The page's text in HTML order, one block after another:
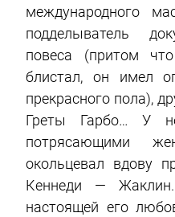
международного
подделыватель
повеса (притом
блистал, он имел
прекрасного пола),
Греты Гарбо… У
потрясающими
окольцевал вдову
Кеннеди —
настоящей его